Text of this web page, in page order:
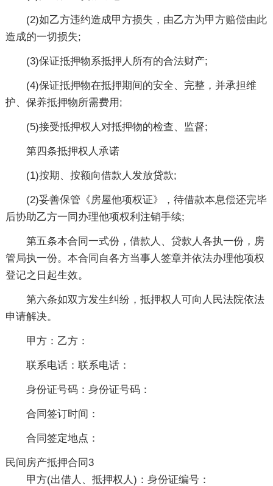
(2)如乙方违约造成甲方损失，由乙方为甲方赔偿由此
造成的一切损失;
(3)保证抵押物系抵押人所有的合法财产;
(4)保证抵押物在抵押期间的安全、完整，并承担维
护、保养抵押物所需费用;
(5)接受抵押权人对抵押物的检查、监督;
第四条抵押权人承诺
(1)按期、按额向借款人发放贷款;
(2)妥善保管《房屋他项权证》，待借款本息偿还完毕
后协助乙方一同办理他项权利注销手续;
第五条本合同一式份，借款人、贷款人各执一份，房
管局执一份。本合同自各方当事人签章并依法办理他项权
登记之日起生效。
第六条如双方发生纠纷，抵押权人可向人民法院依法
申请解决。
甲方：乙方：
联系电话：联系电话：
身份证号码：身份证号码：
合同签订时间：
合同签定地点：
民间房产抵押合同3
甲方(出借人、抵押权人)：身份证编号：